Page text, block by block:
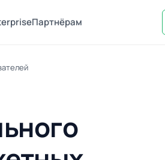
Партнёрам